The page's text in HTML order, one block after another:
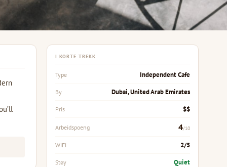
I KORTE TREKK
Type Independent Cafe
By Dubai, United Arab Emirates
Pris $$
Arbeidspoeng 4/10
WiFi 2/5
Støy Quiet